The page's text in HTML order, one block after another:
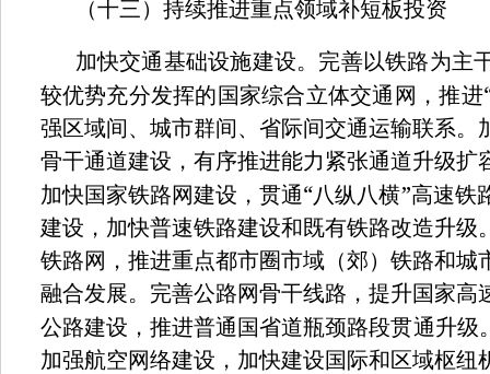
（十三）持续推进重点领域补短板投资
加快交通基础设施建设。完善以铁路为主
较优势充分发挥的国家综合立体交通网，推进
强区域间、城市群间、省际间交通运输联系。
骨干通道建设，有序推进能力紧张通道升级扩
加快国家铁路网建设，贯通“八纵八横”高速铁
建设，加快普速铁路建设和既有铁路改造升级
铁路网，推进重点都市圈市域（郊）铁路和城
融合发展。完善公路网骨干线路，提升国家高
公路建设，推进普通国省道瓶颈路段贯通升级
加强航空网络建设，加快建设国际和区域枢纽